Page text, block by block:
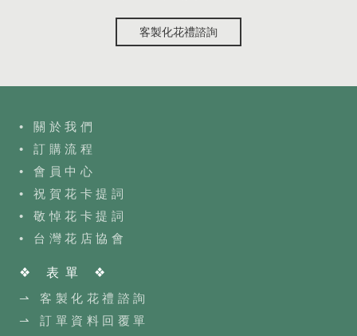
客製化花禮諮詢
• 關於我們
• 訂購流程
• 會員中心
• 祝賀花卡提詞
• 敬悼花卡提詞
• 台灣花店協會
❖ 表單 ❖
⇀ 客製化花禮諮詢
⇀ 訂單資料回覆單